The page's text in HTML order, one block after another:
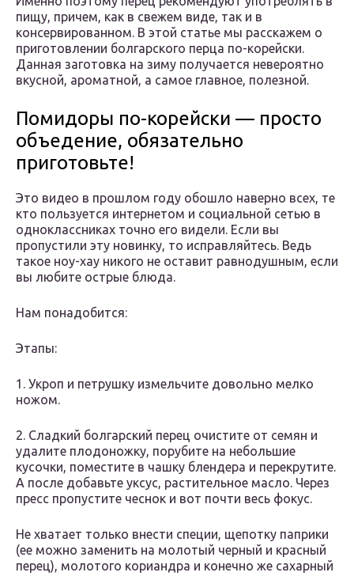
пищу, причем, как в свежем виде, так и в
консервированном. В этой статье мы расскажем о
приготовлении болгарского перца по-корейски.
Данная заготовка на зиму получается невероятно
вкусной, ароматной, а самое главное, полезной.
Помидоры по-корейски — просто
объедение, обязательно
приготовьте!
Это видео в прошлом году обошло наверно всех, те
кто пользуется интернетом и социальной сетью в
одноклассниках точно его видели. Если вы
пропустили эту новинку, то исправляйтесь. Ведь
такое ноу-хау никого не оставит равнодушным, если
вы любите острые блюда.
Нам понадобится:
Этапы:
1. Укроп и петрушку измельчите довольно мелко
ножом.
2. Сладкий болгарский перец очистите от семян и
удалите плодоножку, порубите на небольшие
кусочки, поместите в чашку блендера и перекрутите.
А после добавьте уксус, растительное масло. Через
пресс пропустите чеснок и вот почти весь фокус.
Не хватает только внести специи, щепотку паприки
(ее можно заменить на молотый черный и красный
перец), молотого кориандра и конечно же сахарный